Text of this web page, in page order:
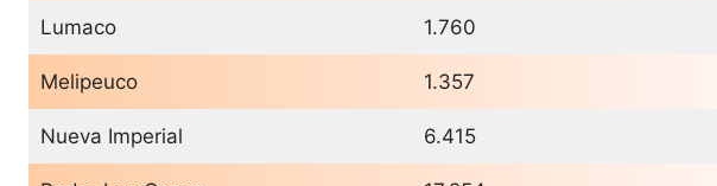
Lumaco 1.760
Melipeuco 1.357
Nueva Imperial 6.415